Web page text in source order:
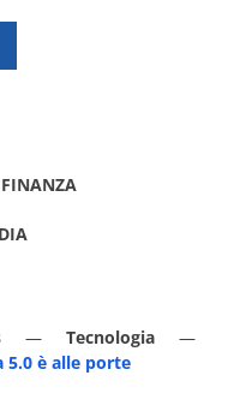
FINANZA
Tecnologia
5.0 è alle porte